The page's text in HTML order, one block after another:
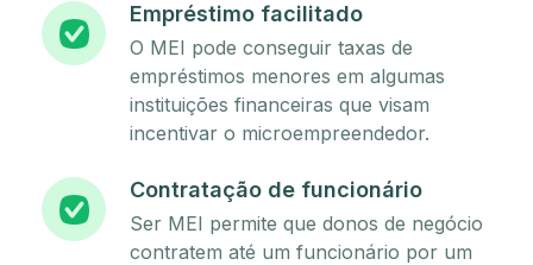
Empréstimo facilitado
O MEI pode conseguir taxas de
empréstimos menores em algumas
instituições financeiras que visam
incentivar o microempreendedor.
Contratação de funcionário
Ser MEI permite que donos de negócio
contratem até um funcionário por um